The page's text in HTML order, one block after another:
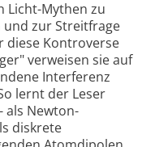
Licht-Mythen zu
und zur Streitfrage
diese Kontroverse
verweisen sie auf
Interferenz
lernt der Leser
als Newton-
diskrete